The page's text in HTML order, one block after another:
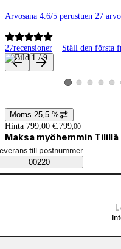
Arvosana 4.6/5 perustuen 27
27recensioner Ställ den första
Produktbilder och
Visa produktbild 1
Visa produktbild 2
Visa Visa Visa
Prisinformation
Moms 25,5 %
Hinta 799,00 €. 799,00
Maksa myöhemmin Tilillä
Saatavuustiedot
beställningssätt
till postnummer
00220